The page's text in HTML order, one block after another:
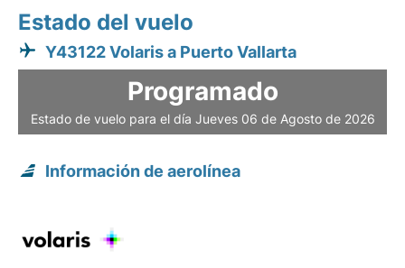
Estado del vuelo
Y43122 Volaris a Puerto Vallarta
Programado
Estado de vuelo para el día Jueves 06 de Agosto de 2026
Información de aerolínea